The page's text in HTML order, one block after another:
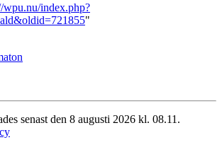
wpu.nu/index.php?
"
senast den 8 augusti 2026 kl. 08.11.